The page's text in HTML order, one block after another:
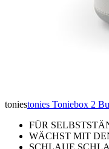
toniestonies Toniebox 2
FÜR
WÄCHST MIT
SCHLAUE